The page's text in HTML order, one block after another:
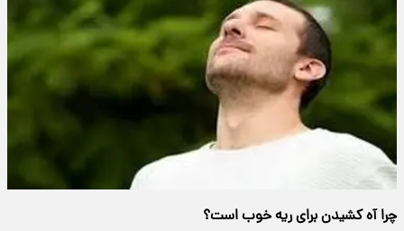
چرا آه کشیدن برای ریه خوب است؟